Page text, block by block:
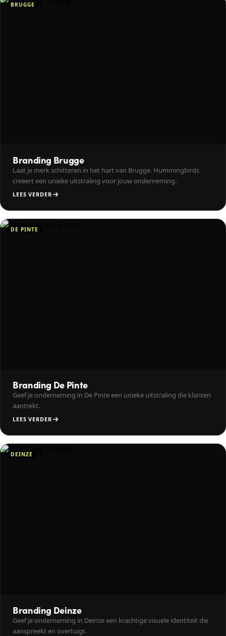
BRUGGE
Branding Brugge
Laat je merk schitteren in het hart van Brugge. Hummingbirds
creëert een unieke uitstraling voor jouw onderneming.
LEES VERDER
DE PINTE
Branding De Pinte
Geef je onderneming in De Pinte een unieke uitstraling die klanten
aantrekt.
LEES VERDER
DEINZE
Branding Deinze
Geef je onderneming in Deinze een krachtige visuele identiteit die
aanspreekt en overtuigt.